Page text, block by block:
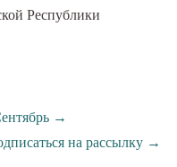
Республики
→
на рассылку →